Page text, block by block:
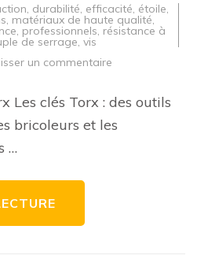
durabilité efficacité étoile
matériaux de haute qualité
professionnels résistance à
de serrage vis
un commentaire
des
clés
pour
Les clés Torx : des outils
bricoleurs et les
…